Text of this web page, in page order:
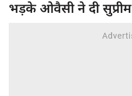
भड़के ओवैसी ने दी सुप्रीम